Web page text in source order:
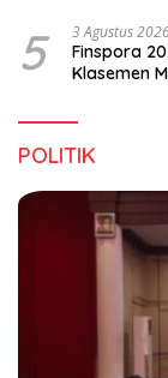
5 3 Agustus
Finspora
Klasemen
POLITIK